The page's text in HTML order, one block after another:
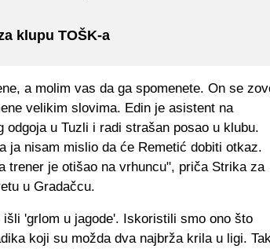
klupu TOŠK-a
a molim vas da ga spomenete. On se
velikim slovima. Edin je asistent na
u Tuzli i radi strašan posao u klubu.
ja nisam mislio da će Remetić dobiti otkaz.
trener je otišao na vrhuncu", priča Strika za
u Gradačcu.
'grlom u jagode'. Iskoristili smo ono što
koji su možda dva najbrža krila u ligi.